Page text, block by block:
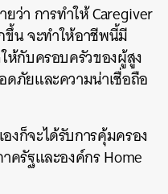
ว่า การทำให้ Caregiver
ขึ้น จะทำให้อาชีพนี้มี
ห้กับครอบครัวของผู้สูง
ภัยและความน่าเชื่อถือ
งก็จะได้รับการคุ้มครอง
ครัฐและองค์กร Home